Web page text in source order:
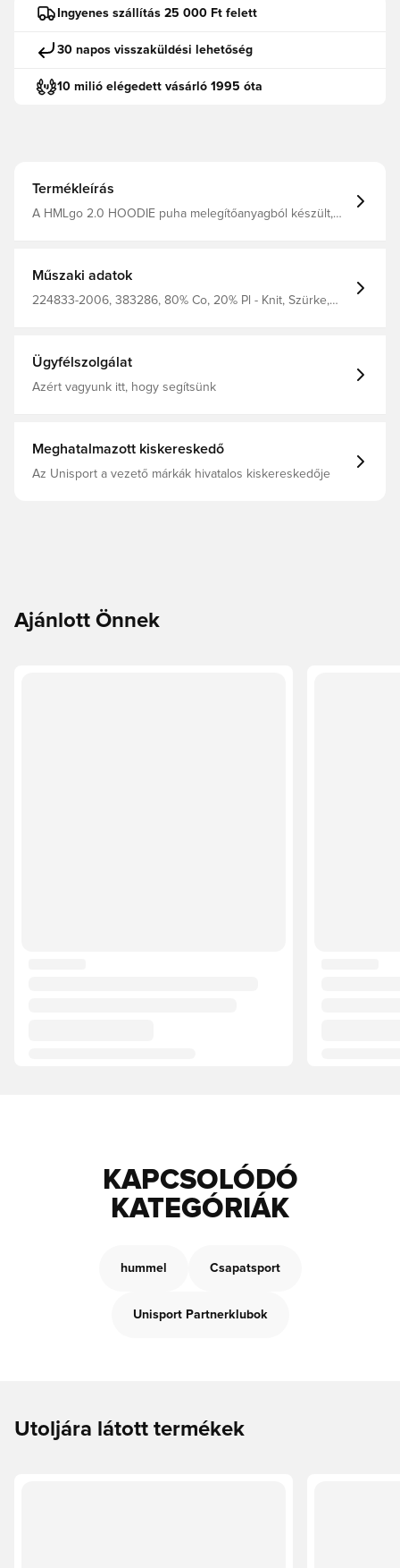
Ingyenes szállítás 25 000 Ft felett
30 napos visszaküldési lehetőség
10 milió elégedett vásárló 1995 óta
Termékleírás
A HMLgo 2.0 HOODIE puha melegítőanyagból készült,
kenguruzsebbel és állítható húzózsinórral a kapucniján,
Organikus pamut és újrahasznosított poliészter
Műszaki adatok
224833-2006, 383286, 80% Co, 20% Pl - Knit, Szürke,
Ügyfélszolgálat
Azért vagyunk itt, hogy segítsünk
Meghatalmazott kiskereskedő
Az Unisport a vezető márkák hivatalos kiskereskedője
Ajánlott Önnek
KAPCSOLÓDÓ
KATEGÓRIÁK
hummel Csapatsport
Unisport Partnerklubok
Utoljára látott termékek